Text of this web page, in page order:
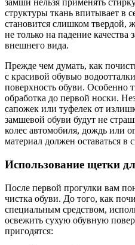
замши нельзя применять
структуры ткань впитывает в
становится слишком твердой,
не только на падение
внешнего вида.
Прежде чем думать, как
с красивой обувью
поверхность обуви. Особенно
обработка до первой носки.
сапожек или туфелек от
замшевой обуви будут не
колес автомобиля, дождь или
материал должен оставаться в
Использование щетки
После первой прогулки вам
чистка обуви. До того, как
специальным средством,
освежить сухую обувную
пригодятся: